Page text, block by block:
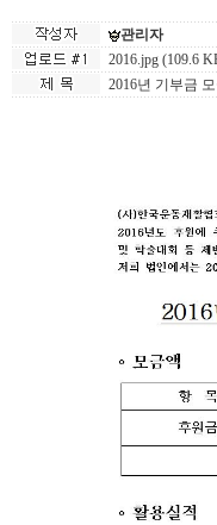
관리자
2016.jpg (109.6
2016년 기부금